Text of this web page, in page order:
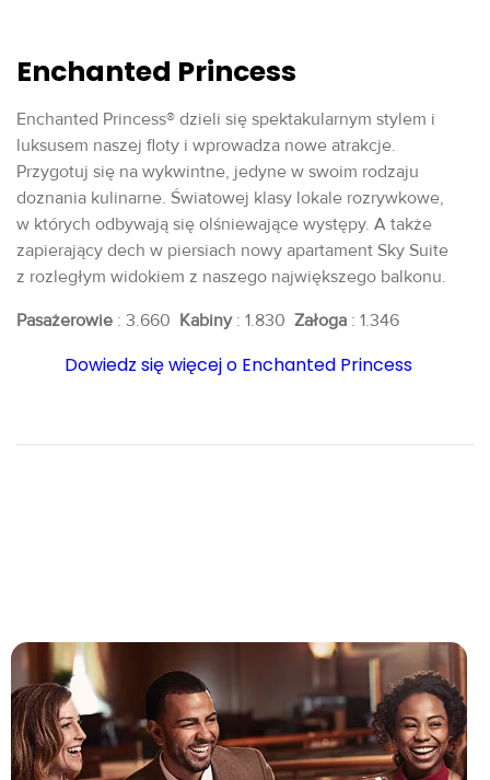
Enchanted Princess
Enchanted Princess® dzieli się spektakularnym stylem i
luksusem naszej floty i wprowadza nowe atrakcje.
Przygotuj się na wykwintne, jedyne w swoim rodzaju
doznania kulinarne. Światowej klasy lokale rozrywkowe,
w których odbywają się olśniewające występy. A także
zapierający dech w piersiach nowy apartament Sky Suite
z rozległym widokiem z naszego największego balkonu.
Pasażerowie : 3.660 Kabiny: 1.830 Załoga : 1.346
Dowiedz się więcej o Enchanted Princess